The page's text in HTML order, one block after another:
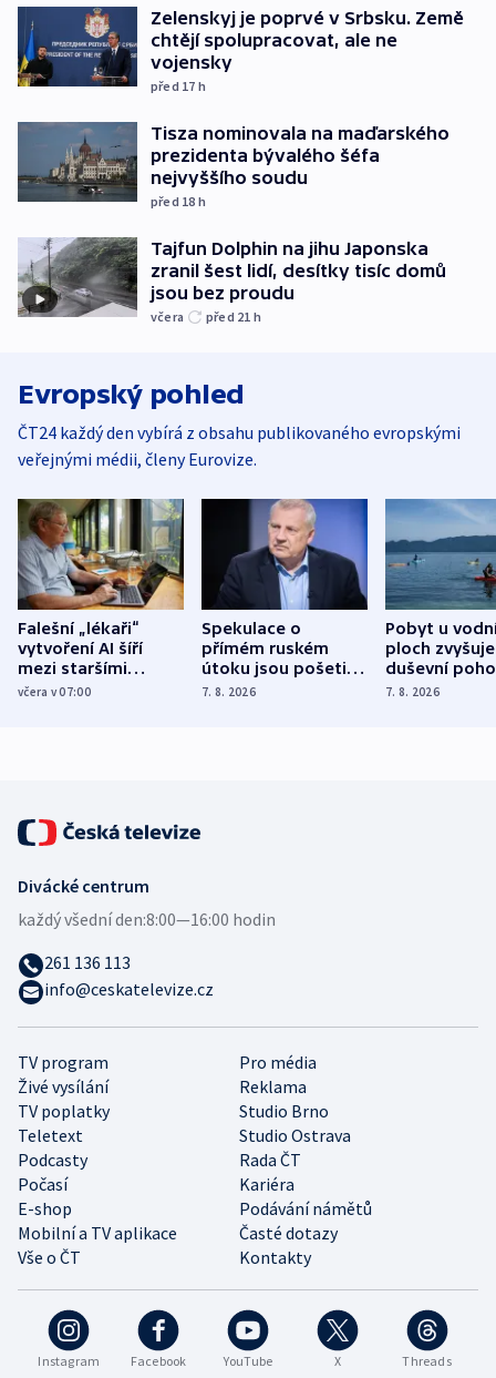
Zelenskyj je poprvé v Srbsku. Země
chtějí spolupracovat, ale ne
vojensky
před 17 h
Tisza nominovala na maďarského
prezidenta bývalého šéfa
nejvyššího soudu
před 18 h
Tajfun Dolphin na jihu Japonska
zranil šest lidí, desítky tisíc domů
jsou bez proudu
včera před 21 h
Evropský pohled
ČT24 každý den vybírá z obsahu publikovaného evropskými
veřejnými médii, členy Eurovize.
Falešní „lékaři“
vytvoření AI šíří
mezi staršími
Poláky nebezpečné
včera v 07:00
Spekulace o
přímém ruském
útoku jsou pošetilé,
míní estonský
7. 8. 2026
Pobyt u
ploch zvyšuje
duševní
ukázala
7. 8. 2026
Instagram Facebook YouTube X Threads
TV program
Pro média
Živé vysílání
Reklama
TV poplatky
Studio Brno
Teletext
Studio Ostrava
Podcasty
Rada ČT
Počasí
Kariéra
E-shop
Podávání námětů
Mobilní a TV aplikace
Časté dotazy
Vše o ČT
Kontakty
Divácké centrum
každý všední den:8:00—16:00 hodin
261 136 113
info@ceskatelevize.cz